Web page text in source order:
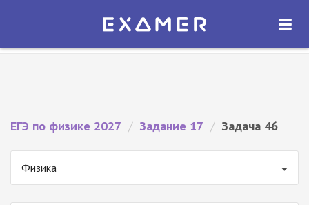
Экзамер — ЕГЭ 2027
ОТКРЫТЬ
ЕГЭ по физике 2027 / Задание 17 / Задача 46
Физика